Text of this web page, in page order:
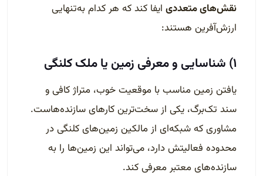
نقش‌های متعددی ایفا کند که هر کدام به‌تنهایی
ارزش‌آفرین هستند:
۱) شناسایی و معرفی زمین یا ملک کلنگی
یافتن زمین مناسب با موقعیت خوب، متراژ کافی و
سند تک‌برگ، یکی از سخت‌ترین کارهای سازنده‌هاست.
مشاوری که شبکه‌ای از مالکین زمین‌های کلنگی در
محدوده فعالیتش دارد، می‌تواند این زمین‌ها را به
سازنده‌های معتبر معرفی کند.